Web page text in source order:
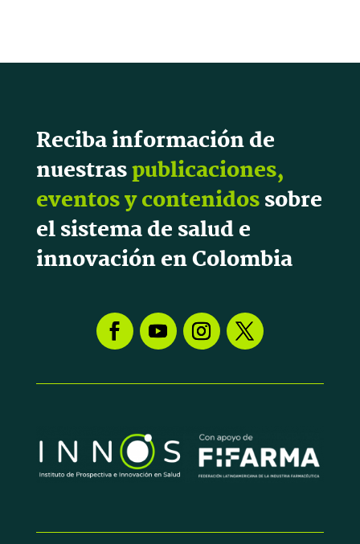
Reciba información de
nuestraspublicaciones,
eventos y contenidossobre
el sistema de salud e
innovación en Colombia